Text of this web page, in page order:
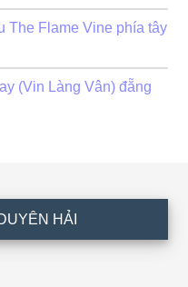
The Flame Vine phía tây
(Vin Làng Vân) đẵng
HẢI